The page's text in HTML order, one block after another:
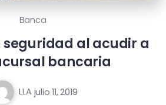
Banca
seguridad al acudir a
bancaria
LLA julio 11, 2019